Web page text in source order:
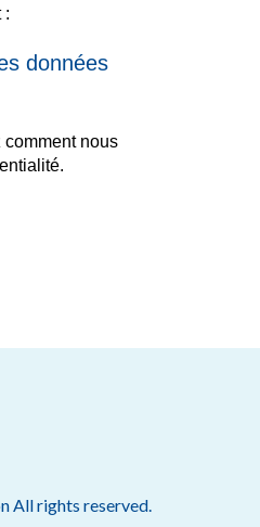
:
données
nous
All rights reserved.